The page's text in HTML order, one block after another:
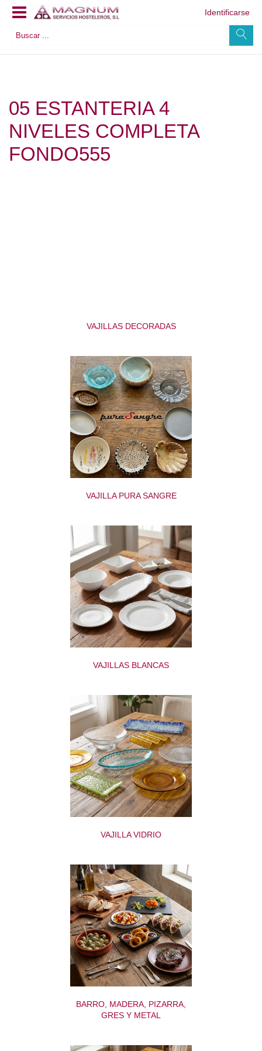
Identificarse
05 ESTANTERIA 4
NIVELES COMPLETA
FONDO555
VAJILLAS DECORADAS
VAJILLA PURA SANGRE
VAJILLAS BLANCAS
VAJILLA VIDRIO
BARRO, MADERA, PIZARRA,
GRES Y METAL